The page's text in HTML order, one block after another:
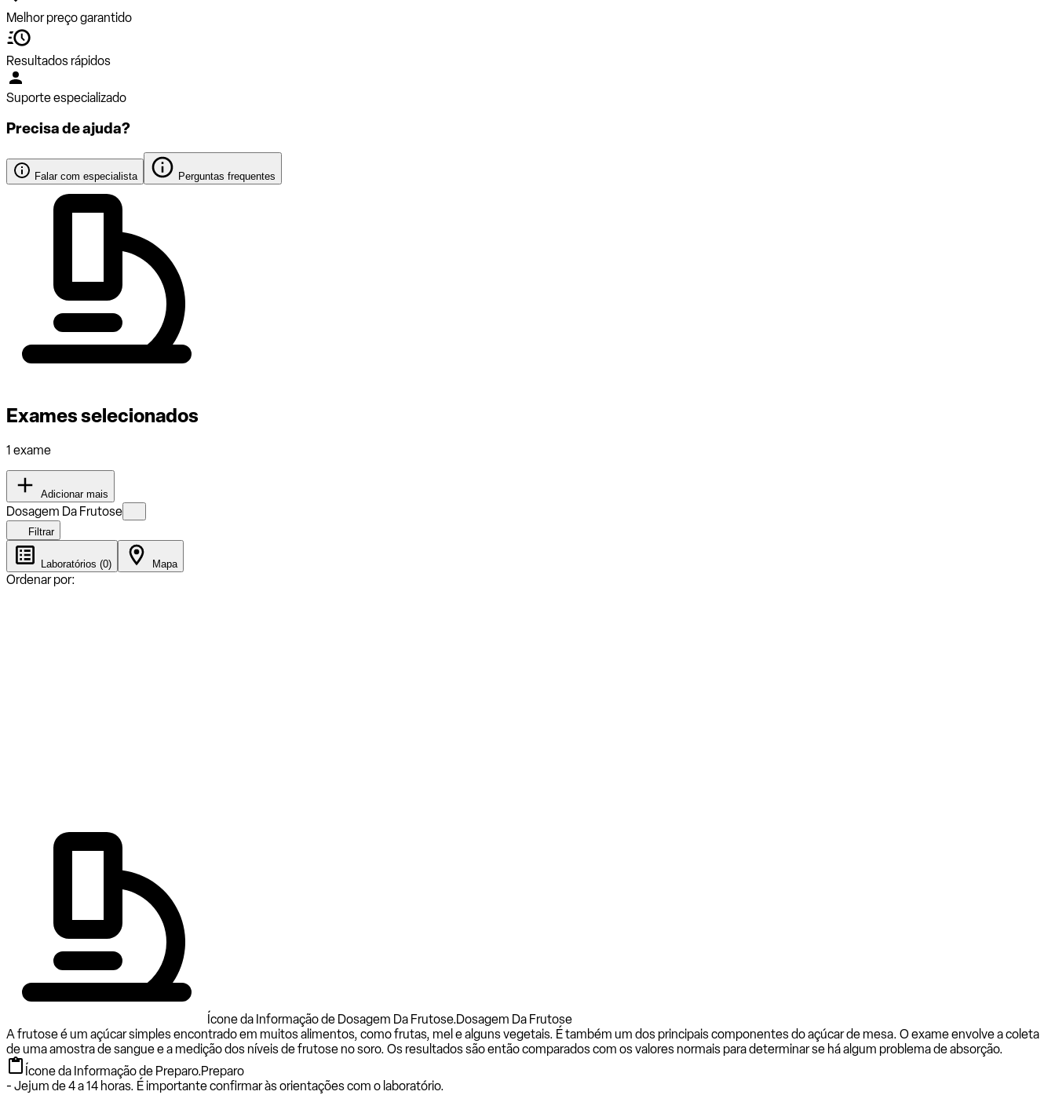
Melhor preço garantido
Resultados rápidos
Suporte especializado
Precisa de ajuda?
Falar com especialista Perguntas frequentes
Exames selecionados
1 exame
Adicionar mais
Dosagem Da Frutose
Filtrar
Laboratórios (0) Mapa
Ordenar por:
Ícone da Informação de Dosagem Da Frutose.Dosagem Da Frutose
A frutose é um açúcar simples encontrado em muitos alimentos, como frutas, mel e alguns vegetais. É também um dos principais componentes do açúcar de mesa. O exame envolve a coleta
de uma amostra de sangue e a medição dos níveis de frutose no soro. Os resultados são então comparados com os valores normais para determinar se há algum problema de absorção.
Ícone da Informação de Preparo.Preparo
- Jejum de 4 a 14 horas. É importante confirmar às orientações com o laboratório.